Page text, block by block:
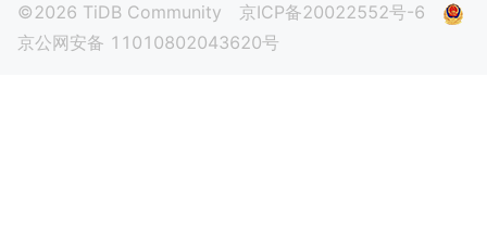
©2026 TiDB Community
京ICP备20022552号-6
京公网安备 11010802043620号